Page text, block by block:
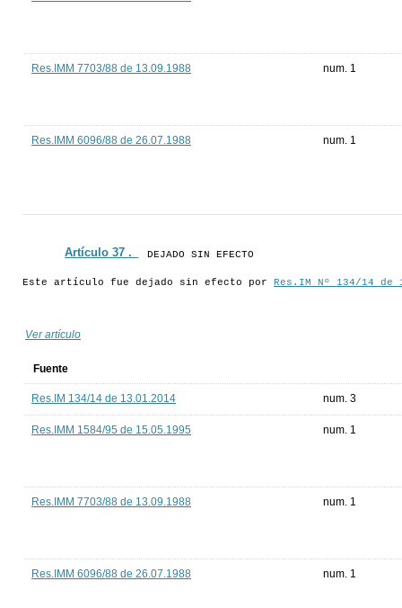
Res.IMM 7703/88 de 13.09.1988 num. 1
Res.IMM 6096/88 de 26.07.1988 num. 1
Artículo 37 ._ DEJADO SIN EFECTO
Este artículo fue dejado sin efecto por Res.IM Nº 134/14 de
Ver artículo
Fuente
Res.IM 134/14 de 13.01.2014 num. 3
Res.IMM 1584/95 de 15.05.1995 num. 1
Res.IMM 7703/88 de 13.09.1988 num. 1
Res.IMM 6096/88 de 26.07.1988 num. 1